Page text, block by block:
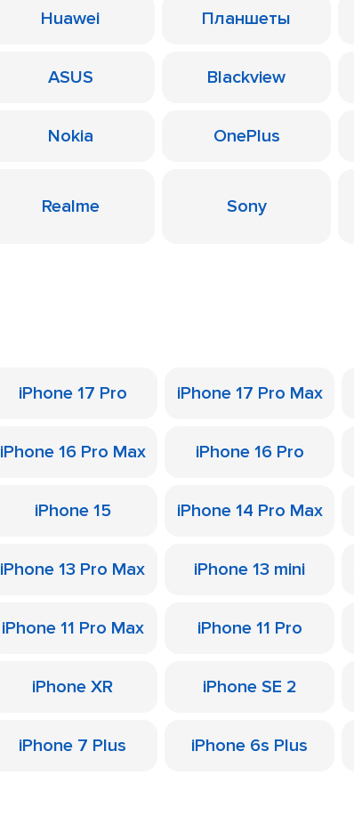
Huawei Планшеты
ASUS Blackview
Nokia OnePlus
Realme Sony
iPhone 17 Pro iPhone 17 Pro Max
iPhone 16 Pro Max iPhone 16 Pro
iPhone 15 iPhone 14 Pro Max
iPhone 13 Pro Max iPhone 13 mini
iPhone 11 Pro Max iPhone 11 Pro
iPhone XR iPhone SE 2
iPhone 7 Plus iPhone 6s Plus